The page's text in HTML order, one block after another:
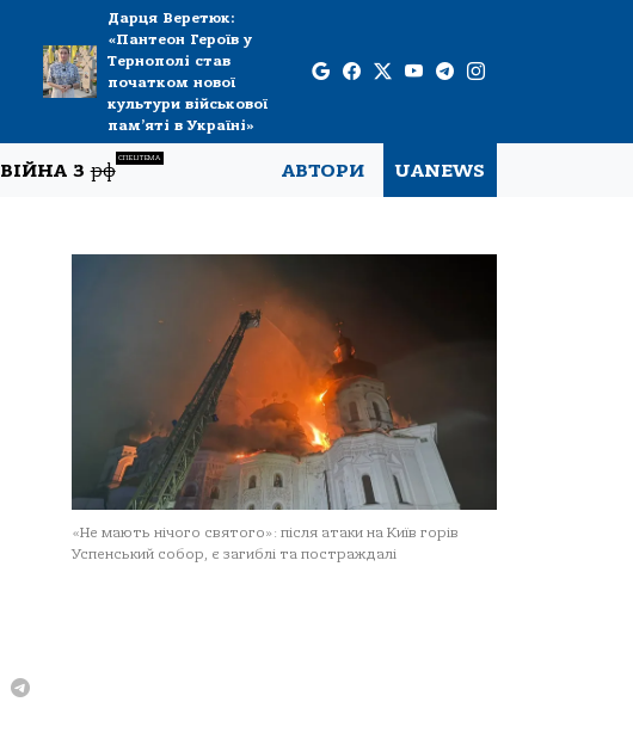
Дарця Веретюк:
«Пантеон Героїв у
Тернополі став
початком нової
культури військової
пам’яті в Україні»
ВІЙНА Зрф
СПЕЦТЕМА
АВТОРИ UANEWS
«Не мають нічого святого»: після атаки на Київ горів
Успенський собор, є загиблі та постраждалі